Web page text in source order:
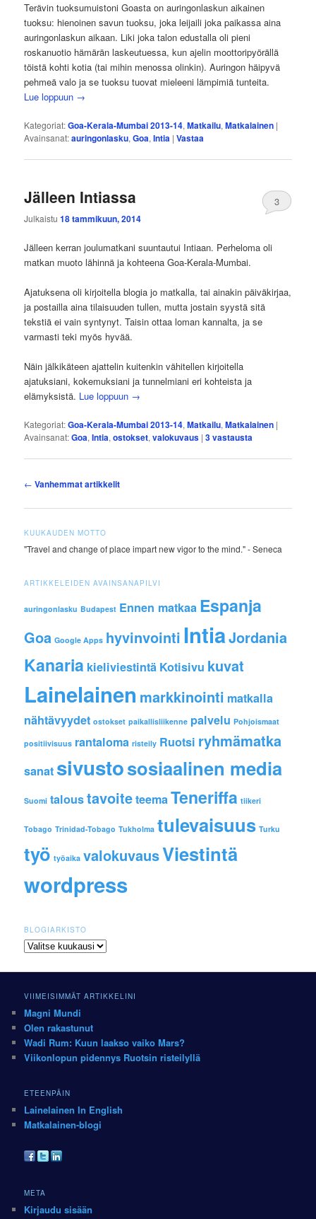
Terävin tuoksumuistoni Goasta on auringonlaskun aikainen
tuoksu: hienoinen savun tuoksu, joka leijaili joka paikassa aina
auringonlaskun aikaan. Liki joka talon edustalla oli pieni
roskanuotio hämärän laskeutuessa, kun ajelin moottoripyörällä
töistä kohti kotia (tai mihin menossa olinkin). Auringon häipyvä
pehmeä valo ja se tuoksu tuovat mieleeni lämpimiä tunteita.
Lue loppuun →
Kategoriat:Goa-Kerala-Mumbai 2013-14,Matkailu,Matkalainen |
Avainsanat:auringonlasku,Goa,Intia |Vastaa
Jälleen Intiassa
Julkaistu18 tammikuun, 2014
3
Jälleen kerran joulumatkani suuntautui Intiaan. Perheloma oli
matkan muoto lähinnä ja kohteena Goa-Kerala-Mumbai.
Ajatuksena oli kirjoitella blogia jo matkalla, tai ainakin päiväkirjaa,
ja postailla aina tilaisuuden tullen, mutta jostain syystä sitä
tekstiä ei vain syntynyt. Taisin ottaa loman kannalta, ja se
varmasti teki myös hyvää.
Näin jälkikäteen ajattelin kuitenkin vähitellen kirjoitella
ajatuksiani, kokemuksiani ja tunnelmiani eri kohteista ja
elämyksistä. Lue loppuun →
Kategoriat:Goa-Kerala-Mumbai 2013-14,Matkailu,Matkalainen |
Avainsanat:Goa,Intia,ostokset,valokuvaus |3vastausta
Artikkelien
← Vanhemmat artikkelit
KUUKAUDEN MOTTO
"Travel and change of place impart new vigor to the mind." - Seneca
ARTIKKELEIDEN AVAINSANAPILVI
auringonlasku Budapest Ennen matkaa Espanja
Goa Google Apps hyvinvointi IntiaJordania
Kanaria kieliviestintä Kotisivu kuvat
Lainelainen markkinointi matkalla
nähtävyydet ostokset paikallisliikenne palvelu Pohjoismaat
positiivisuus rantaloma risteily Ruotsi ryhmämatka
sanat sivustososiaalinen media
Suomi taloustavoiteteemaTeneriffa tiikeri
Tobago Trinidad-Tobago Tukholma tulevaisuus Turku
työ työaika valokuvausViestintä
wordpress
BLOGIARKISTO
Blogiarkisto
VIIMEISIMMÄT ARTIKKELINI
Magni Mundi
Olen rakastunut
Wadi Rum: Kuun laakso vaiko Mars?
Viikonlopun pidennys Ruotsin risteilyllä
ETEENPÄIN
Lainelainen In English
Matkalainen-blogi
META
Kirjaudu sisään